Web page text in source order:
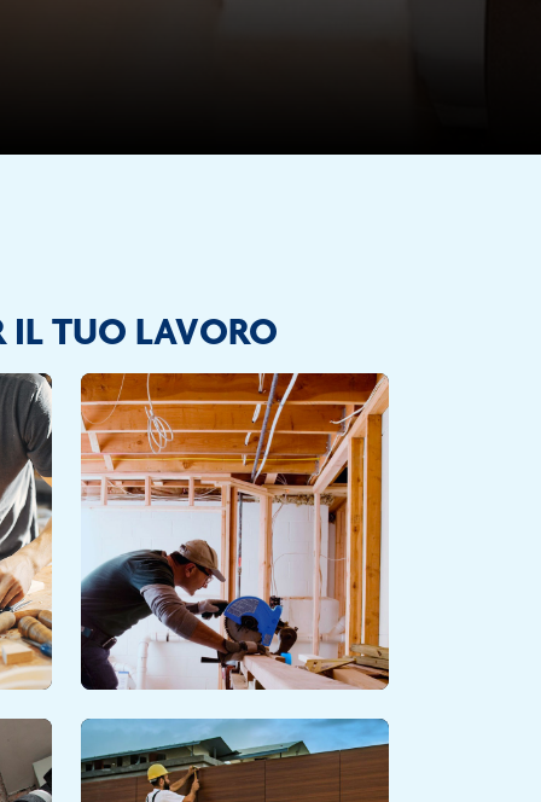
IL TUO LAVORO
CARPENTIERE E OPERE
MURARIE
Scopri